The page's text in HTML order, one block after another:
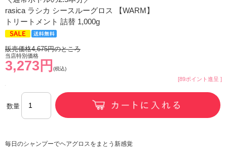
rasica ラシカ シースルーグロス 【WARM】
トリートメント 詰替 1,000g
販売価格4,675円のところ
当店特別価格
3,273円 (税込)
[89ポイント進呈 ]
数量
毎日のシャンプーでヘアグロスをまとう新感覚